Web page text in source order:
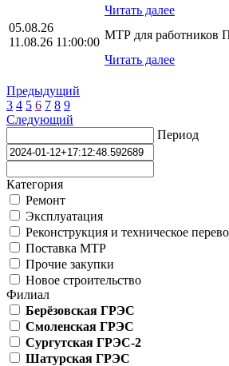
Читать далее
05.08.26
11.08.26 11:00:00
МТР для работников
Читать далее
Предыдущий
3 4 5 6 7 8 9
Следующий
Период
Категория
Ремонт
Эксплуатация
Реконструкция и техническое
Поставка МТР
Прочие закупки
Новое строительство
Филиал
Берёзовская ГРЭС
Смоленская ГРЭС
Сургутская ГРЭС-2
Шатурская ГРЭС